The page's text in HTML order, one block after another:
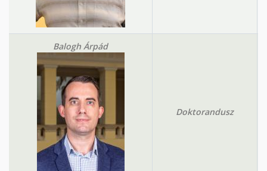
Balogh Árpád
Doktorandusz